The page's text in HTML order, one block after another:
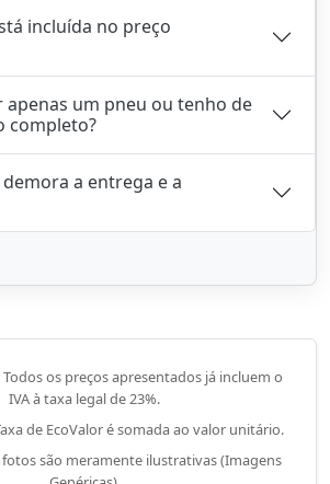
incluída no preço
apenas um pneu ou tenho de
completo?
a entrega e a
Todos os preços apresentados já incluem o
IVA à taxa legal de 23%.
de EcoValor é somada ao valor unitário.
fotos são meramente ilustrativas (Imagens